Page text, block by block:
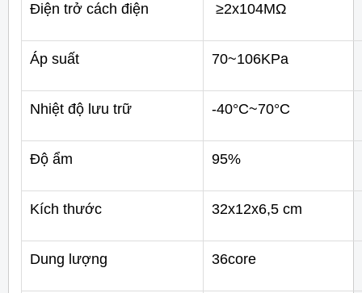
Điện trở cách điện ≥2x104MΩ
Áp suất 70~106KPa
Nhiệt độ lưu trữ -40°C~70°C
Độ ẩm 95%
Kích thước 32x12x6,5 cm
Dung lượng 36core